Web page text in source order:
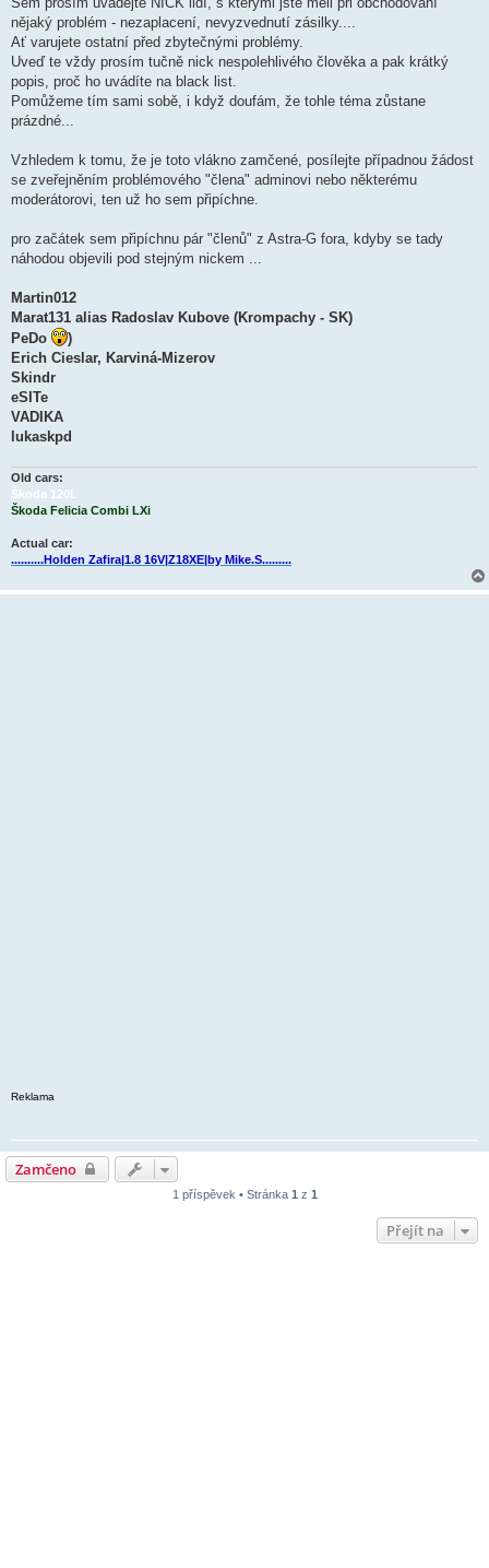
p
ě
e
k
nějaký problém - nezaplacení, nevyzvednutí zásilky....
Ať varujete ostatní před zbytečnými problémy.
Uveď te vždy prosím tučně nick nespolehlivého člověka a pak krátký
popis, proč ho uvádíte na black list.
Pomůžeme tím sami sobě, i když doufám, že tohle téma zůstane
prázdné...
Vzhledem k tomu, že je toto vlákno zamčené, posílejte případnou žádost
se zveřejněním problémového "člena" adminovi nebo některému
moderátorovi, ten už ho sem připíchne.
pro začátek sem připíchnu pár "členů" z Astra-G fora, kdyby se tady
náhodou objevili pod stejným nickem ...
Martin012
Marat131 alias Radoslav Kubove (Krompachy - SK)
PeDo
)
Erich Cieslar, Karviná-Mizerov
Skindr
eSITe
VADIKA
lukaskpd
Old cars:
Škoda 120L
Škoda Felicia Combi LXi
Actual car:
..........Holden Zafira|1.8 16V|Z18XE|by Mike.S.........
Reklama
Zamčeno
1 příspěvek • Stránka 1 z 1
Přejít na